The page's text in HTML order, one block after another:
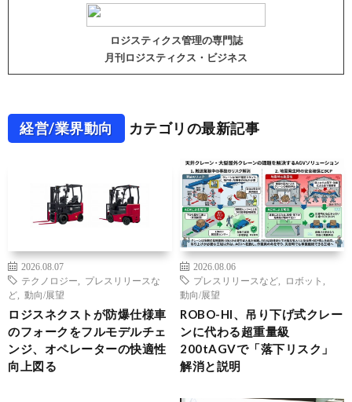
ロジスティクス管理の専門誌
月刊ロジスティクス・ビジネス
経営/業界動向 カテゴリの最新記事
2026.08.07
テクノロジー
プレスリリースな
ど
動向/展望
ロジスネクストが防爆仕様車
のフォークをフルモデルチェ
ンジ、オペレーターの快適性
向上図る
2026.08.06
プレスリリースなど
ロボット
動向/展望
ROBO-HI、吊り下げ式クレー
ンに代わる超重量級
200tAGVで「落下リスク」
解消と説明